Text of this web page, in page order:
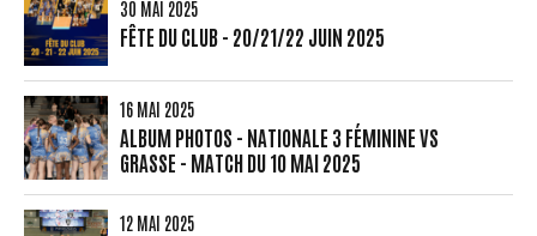
30 MAI 2025
FÊTE DU CLUB - 20/21/22 JUIN 2025
16 MAI 2025
ALBUM PHOTOS - NATIONALE 3 FÉMININE VS
GRASSE - MATCH DU 10 MAI 2025
12 MAI 2025